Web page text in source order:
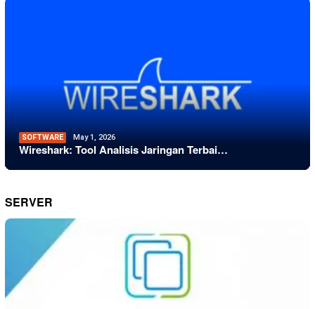
SOFTWARE May 1, 2026
Wireshark: Tool Analisis Jaringan Terbai…
SERVER